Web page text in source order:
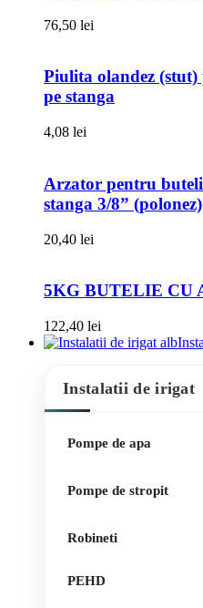
76,50 lei
Piulita olandez
pe stanga
4,08 lei
Arzator pentru
stanga 3/8” (polonez)
20,40 lei
5KG BUTELIE CU
122,40 lei
Instalatii de irigat
Pompe de apa
Pompe de stropit
Robineti
PEHD